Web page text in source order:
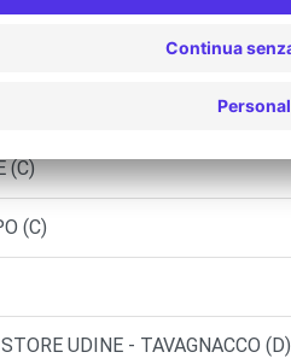
(C)
(C)
UDINE - TAVAGNACCO (D)